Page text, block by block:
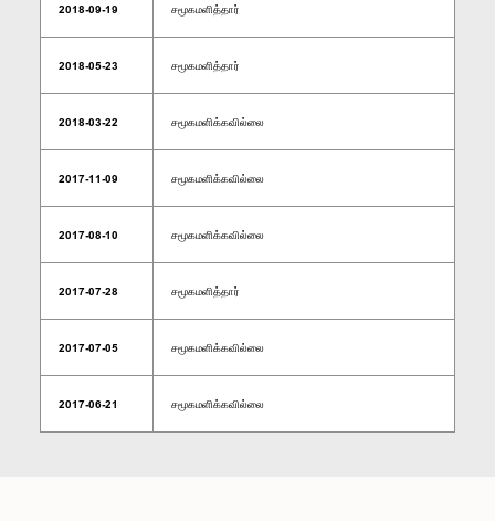
2018-09-19 சமூகமளித்தார்
2018-05-23 சமூகமளித்தார்
2018-03-22 சமூகமளிக்கவில்லை
2017-11-09 சமூகமளிக்கவில்லை
2017-08-10 சமூகமளிக்கவில்லை
2017-07-28 சமூகமளித்தார்
2017-07-05 சமூகமளிக்கவில்லை
2017-06-21 சமூகமளிக்கவில்லை